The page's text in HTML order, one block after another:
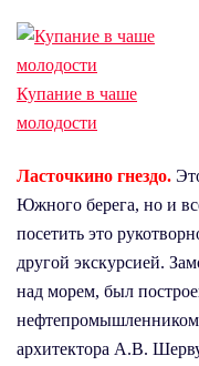
Купание в чаше
молодости
Ласточкино гнездо.
Южного берега, но и
посетить это
другой экскурсией.
над морем, был
архитектора А.В.